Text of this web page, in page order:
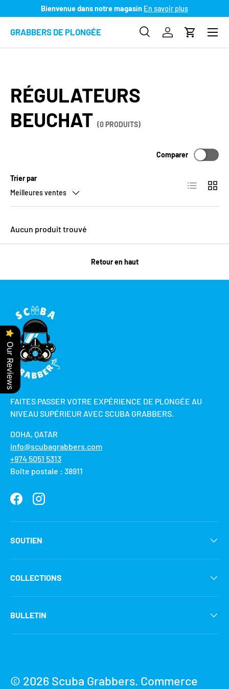
ALLER AU CONTENU
Bienvenue dans notre magasin En savoir plus
GRABBERS DE PLONGÉE
Recherche
Type de produit
RechercheSe connecter
Panier
Menu
RÉGULATEURS
BEUCHAT (0 PRODUITS)
Trier par
Meilleures ventes
Comparer
Liste Grille
Aucun produit trouvé
Retour en haut
FAITES PASSER VOTRE EXPÉRIENCE DE PLONGÉE AU
NIVEAU SUPÉRIEUR AVEC SCUBA GRABBERS.
DOHA, QATAR
info@scubagrabbers.com
+974 5051 5313
Boîte postale : 38911
FacebookInstagram
SOUTIEN
COLLECTIONS
BULLETIN
© 2026 Scuba Grabbers. Commerce
Our Reviews